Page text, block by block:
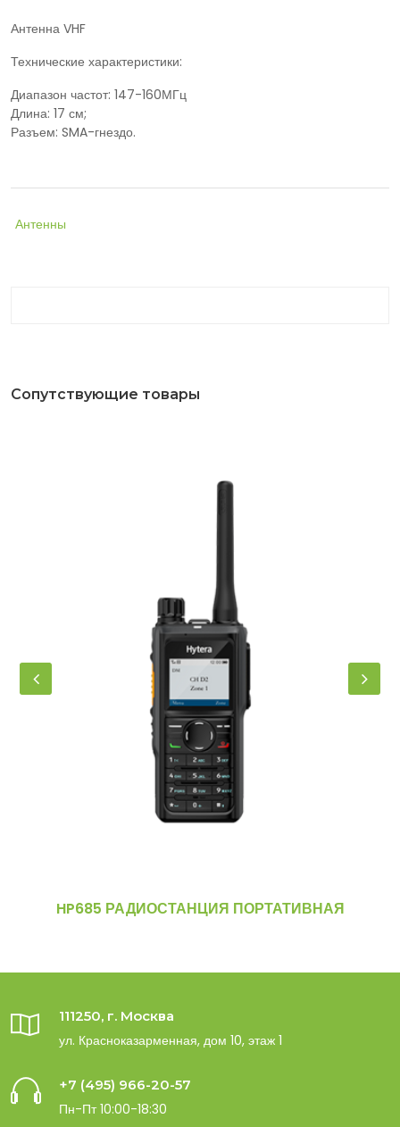
Антенна VHF
Технические характеристики:
Диапазон частот: 147-160МГц
Длина: 17 см;
Разъем: SMA-гнездо.
Антенны
Сопутствующие товары
HP685 РАДИОСТАНЦИЯ ПОРТАТИВНАЯ
111250, г. Москва
ул. Красноказарменная, дом 10, этаж 1
+7 (495) 966-20-57
Пн-Пт 10:00-18:30